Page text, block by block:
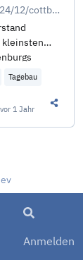
Anmelden
https://www.rbb24.de/panorama/beitrag/2024/12/cottbus-ostsee-wasserstand-gefuellt-leag-see-brandenburg.html
kleinsten
Tagebau
vor 1 Jahr